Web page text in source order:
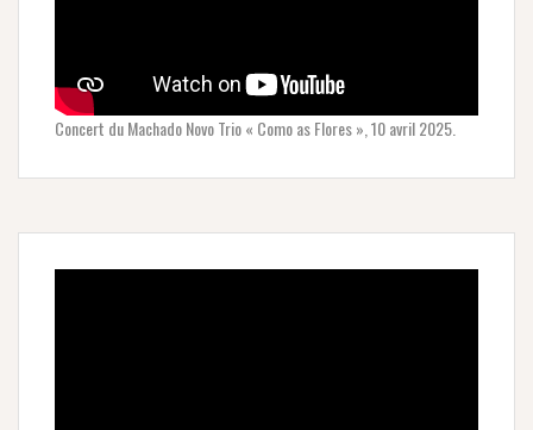
Concert du Machado Novo Trio « Como as Flores », 10 avril 2025.